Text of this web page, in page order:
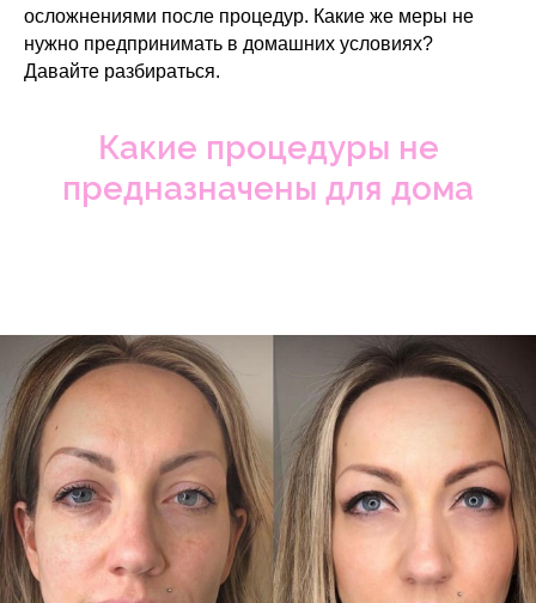
осложнениями после процедур. Какие же меры не
нужно предпринимать в домашних условиях?
Давайте разбираться.
Какие процедуры не
предназначены для дома